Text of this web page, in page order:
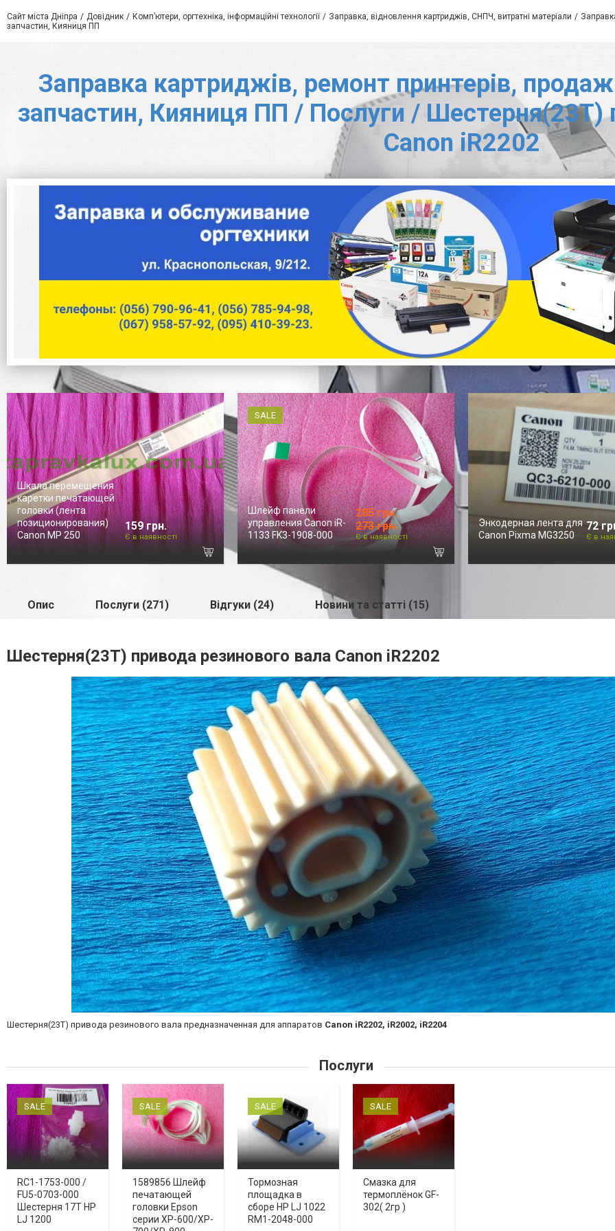
Сайт міста Дніпра Довідник Комп’ютери, оргтехніка, інформаційні технології Заправка, відновлення картриджів, СНПЧ, витратні матеріали
запчастин, Кияниця ПП
Заправка картриджів, ремонт принтерів, продаж
запчастин, Кияниця ПП / Послуги / Шестерня(23T)
Canon iR2202
Шкала перемещения
каретки печатающей
головки (лента
позиционирования)
Canon MP 250
159 грн.
Є в наявності
SALE
Шлейф панели
управления Canon iR-
1133 FK3-1908-000
285 грн.
273 грн.
Є в наявності
Энкодерная лента для
Canon Pixma MG3250
72
Є в
Опис Послуги (271) Відгуки (24) Новини та статті (15)
Шестерня(23T) привода резинового вала Canon iR2202
Шестерня(23T) привода резинового вала предназначенная для аппаратов Canon iR2202, iR2002, iR2204
Послуги
SALE
RC1-1753-000 /
FU5-0703-000
Шестерня 17T HP
LJ 1200
SALE
1589856 Шлейф
печатающей
головки Epson
серии XP-600/XP-
SALE
Тормозная
площадка в
сборе HP LJ 1022
RM1-2048-000
SALE
Смазка для
термоплёнок GF-
302( 2гр )